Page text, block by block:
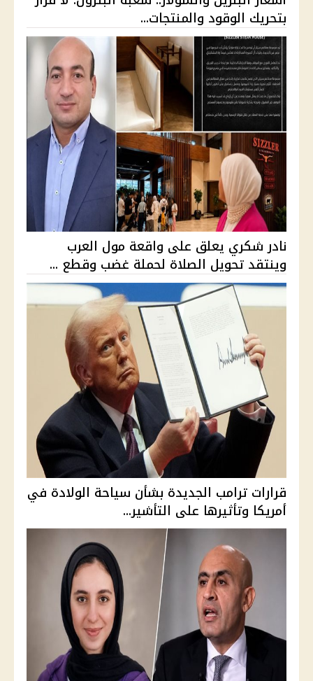
بتحريك الوقود والمنتجات...
نادر شكري يعلق على واقعة مول العرب
وينتقد تحويل الصلاة لحملة غضب وقطع ...
قرارات ترامب الجديدة بشأن سياحة الولادة في
أمريكا وتأثيرها على التأشير...